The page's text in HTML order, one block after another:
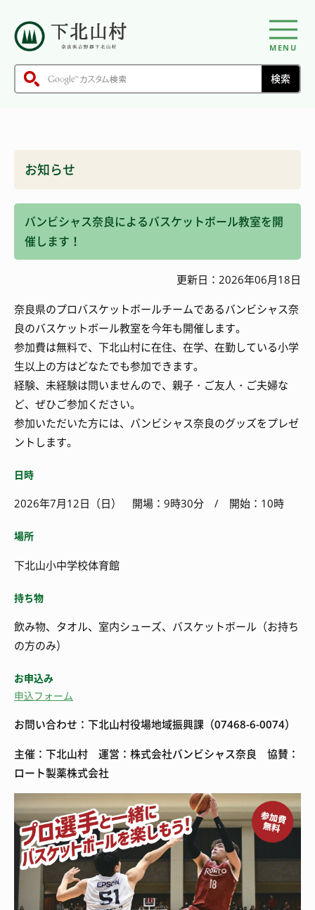
MENU
お知らせ
バンビシャス奈良によるバスケットボール教室を開
催します！
更新日：2026年06月18日
奈良県のプロバスケットボールチームであるバンビシャス奈
良のバスケットボール教室を今年も開催します。
参加費は無料で、下北山村に在住、在学、在勤している小学
生以上の方はどなたでも参加できます。
経験、未経験は問いませんので、親子・ご友人・ご夫婦な
ど、ぜひご参加ください。
参加いただいた方には、バンビシャス奈良のグッズをプレゼ
ントします。
日時
2026年7月12日（日） 開場：9時30分 / 開始：10時
場所
下北山小中学校体育館
持ち物
飲み物、タオル、室内シューズ、バスケットボール（お持ち
の方のみ）
お申込み
申込フォーム
お問い合わせ：下北山村役場地域振興課（07468-6-0074）
主催：下北山村 運営：株式会社バンビシャス奈良 協賛：
ロート製薬株式会社